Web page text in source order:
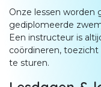
Onze lessen worden
gediplomeerde
Een instructeur is
coördineren,
te sturen.